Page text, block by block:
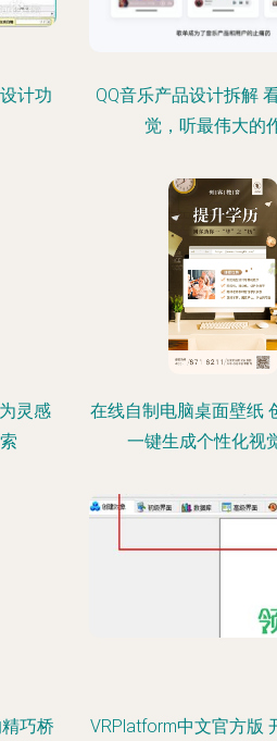
计功
QQ音乐产品设计拆解
觉，听最伟大的
灵感
在线自制电脑桌面壁纸
一键生成个性化视
巧桥 VRPlatform中文官方版